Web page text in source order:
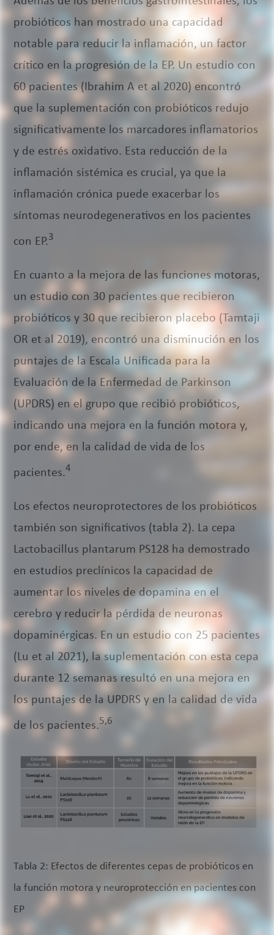
probióticos han mostrado una capacidad
notable para reducir la inflamación, un factor
crítico en la progresión de la EP. Un estudio con
60 pacientes (Ibrahim A et al 2020) encontró
que la suplementación con probióticos redujo
significativamente los marcadores inflamatorios
y de estrés oxidativo. Esta reducción de la
inflamación sistémica es crucial, ya que la
inflamación crónica puede exacerbar los
síntomas neurodegenerativos en los pacientes
con EP.3
En cuanto a la mejora de las funciones motoras,
un estudio con 30 pacientes que recibieron
probióticos y 30 que recibieron placebo (Tamtaji
OR et al 2019), encontró una disminución en los
puntajes de la Escala Unificada para la
Evaluación de la Enfermedad de Parkinson
(UPDRS) en el grupo que recibió probióticos,
indicando una mejora en la función motora y,
por ende, en la calidad de vida de los
pacientes.4
Los efectos neuroprotectores de los probióticos
también son significativos (tabla 2). La cepa
Lactobacillus plantarum PS128 ha demostrado
en estudios preclínicos la capacidad de
aumentar los niveles de dopamina en el
cerebro y reducir la pérdida de neuronas
dopaminérgicas. En un estudio con 25 pacientes
(Lu et al 2021), la suplementación con esta cepa
durante 12 semanas resultó en una mejora en
los puntajes de la UPDRS y en la calidad de vida
de los pacientes.5,6
Tabla 2: Efectos de diferentes cepas de probióticos en
la función motora y neuroprotección en pacientes con
EP